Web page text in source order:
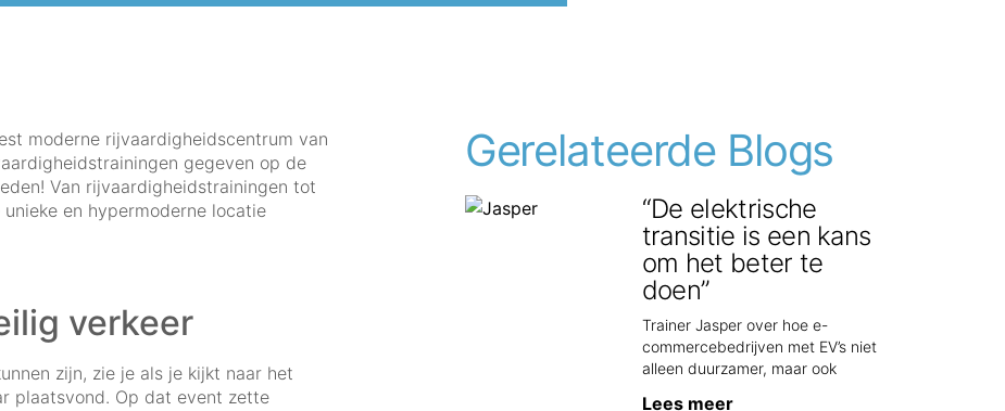
moderne rijvaardigheidscentrum van
gegeven op de
Van rijvaardigheidstrainingen tot
en hypermoderne locatie
verkeer
zijn, zie je als je kijkt naar het
plaatsvond. Op dat event zette
Gerelateerde Blogs
“De elektrische
transitie is een kans
om het beter te
doen”
Trainer Jasper over hoe e-
commercebedrijven met EV’s niet
alleen duurzamer, maar ook
Lees meer